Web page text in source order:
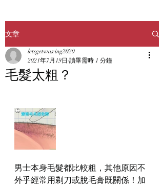
文章
毛髮太粗？
letsgetwaxing2020
2021年7月19日 讀畢需時 1 分鐘
男士本身毛髮都比較粗，其他原因不
外乎經常用剃刀或脫毛膏既關係！加